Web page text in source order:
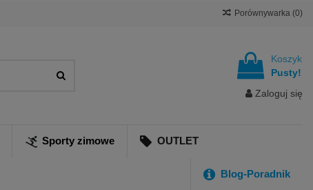
Porównywarka (0)
Koszyk
Pusty!
Zaloguj się
Sporty zimowe OUTLET
Blog-Poradnik